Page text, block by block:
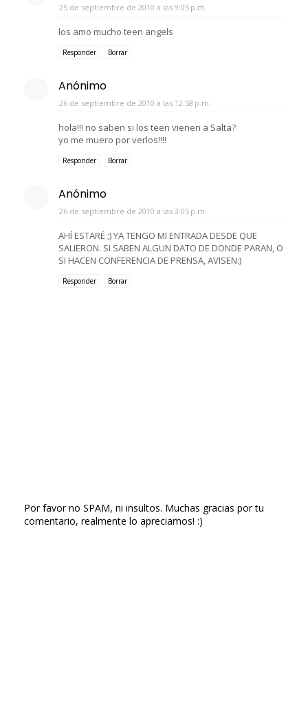
25 de septiembre de 2010 a las 9:05 p.m.
los amo mucho teen angels
Responder Borrar
Anónimo
26 de septiembre de 2010 a las 12:58 p.m.
hola!!! no saben si los teen vienen a Salta?
yo me muero por verlos!!!!
Responder Borrar
Anónimo
26 de septiembre de 2010 a las 3:05 p.m.
AHÍ ESTARÉ ;) YA TENGO MI ENTRADA DESDE QUE
SALIERON. SI SABEN ALGUN DATO DE DONDE PARAN, O
SI HACEN CONFERENCIA DE PRENSA, AVISEN:)
Responder Borrar
Por favor no SPAM, ni insultos. Muchas gracias por tu
comentario, realmente lo apreciamos! :)